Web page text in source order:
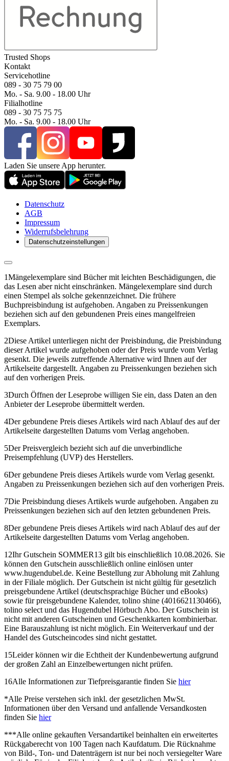
Trusted Shops
Kontakt
Servicehotline
089 - 30 75 79 00
Mo. - Sa. 9.00 - 18.00 Uhr
Filialhotline
089 - 30 75 75 75
Mo. - Sa. 9.00 - 18.00 Uhr
Laden Sie unsere App herunter.
Datenschutz
AGB
Impressum
Widerrufsbelehrung
Datenschutzeinstellungen
1Mängelexemplare sind Bücher mit leichten Beschädigungen, die
das Lesen aber nicht einschränken. Mängelexemplare sind durch
einen Stempel als solche gekennzeichnet. Die frühere
Buchpreisbindung ist aufgehoben. Angaben zu Preissenkungen
beziehen sich auf den gebundenen Preis eines mangelfreien
Exemplars.
2Diese Artikel unterliegen nicht der Preisbindung, die Preisbindung
dieser Artikel wurde aufgehoben oder der Preis wurde vom Verlag
gesenkt. Die jeweils zutreffende Alternative wird Ihnen auf der
Artikelseite dargestellt. Angaben zu Preissenkungen beziehen sich
auf den vorherigen Preis.
3Durch Öffnen der Leseprobe willigen Sie ein, dass Daten an den
Anbieter der Leseprobe übermittelt werden.
4Der gebundene Preis dieses Artikels wird nach Ablauf des auf der
Artikelseite dargestellten Datums vom Verlag angehoben.
5Der Preisvergleich bezieht sich auf die unverbindliche
Preisempfehlung (UVP) des Herstellers.
6Der gebundene Preis dieses Artikels wurde vom Verlag gesenkt.
Angaben zu Preissenkungen beziehen sich auf den vorherigen Preis.
7Die Preisbindung dieses Artikels wurde aufgehoben. Angaben zu
Preissenkungen beziehen sich auf den letzten gebundenen Preis.
8Der gebundene Preis dieses Artikels wird nach Ablauf des auf der
Artikelseite dargestellten Datums vom Verlag angehoben.
12Ihr Gutschein SOMMER13 gilt bis einschließlich 10.08.2026. Sie
können den Gutschein ausschließlich online einlösen unter
www.hugendubel.de. Keine Bestellung zur Abholung mit Zahlung
in der Filiale möglich. Der Gutschein ist nicht gültig für gesetzlich
preisgebundene Artikel (deutschsprachige Bücher und eBooks)
sowie für preisgebundene Kalender, tolino shine (4016621130466),
tolino select und das Hugendubel Hörbuch Abo. Der Gutschein ist
nicht mit anderen Gutscheinen und Geschenkkarten kombinierbar.
Eine Barauszahlung ist nicht möglich. Ein Weiterverkauf und der
Handel des Gutscheincodes sind nicht gestattet.
15Leider können wir die Echtheit der Kundenbewertung aufgrund
der großen Zahl an Einzelbewertungen nicht prüfen.
16Alle Informationen zur Tiefpreisgarantie finden Sie hier
*Alle Preise verstehen sich inkl. der gesetzlichen MwSt.
Informationen über den Versand und anfallende Versandkosten
finden Sie hier
***Alle online gekauften Versandartikel beinhalten ein erweitertes
Rückgaberecht von 100 Tagen nach Kaufdatum. Die Rücknahme
von Bild-, Ton- und Datenträgern ist nur bei noch versiegelter Ware